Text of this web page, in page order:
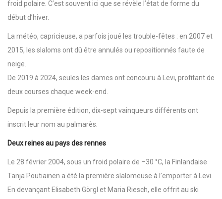
froid polaire. C’est souvent ici que se révèle l’état de forme du
début d’hiver.
La météo, capricieuse, a parfois joué les trouble-fêtes : en 2007 et
2015, les slaloms ont dû être annulés ou repositionnés faute de
neige.
De 2019 à 2024, seules les dames ont concouru à Levi, profitant de
deux courses chaque week-end.
Depuis la première édition, dix-sept vainqueurs différents ont
inscrit leur nom au palmarès.
Deux reines au pays des rennes
Le 28 février 2004, sous un froid polaire de –30 °C, la Finlandaise
Tanja Poutiainen a été la première slalomeuse à l’emporter à Levi.
En devançant Elisabeth Görgl et Maria Riesch, elle offrit au ski